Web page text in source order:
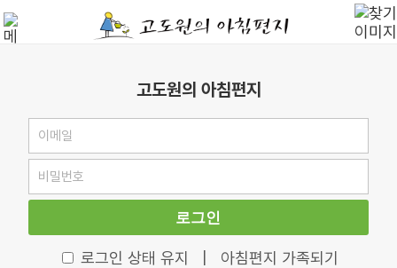
고도원의 아침편지
로그인
로그인 상태 유지 아침편지 가족되기